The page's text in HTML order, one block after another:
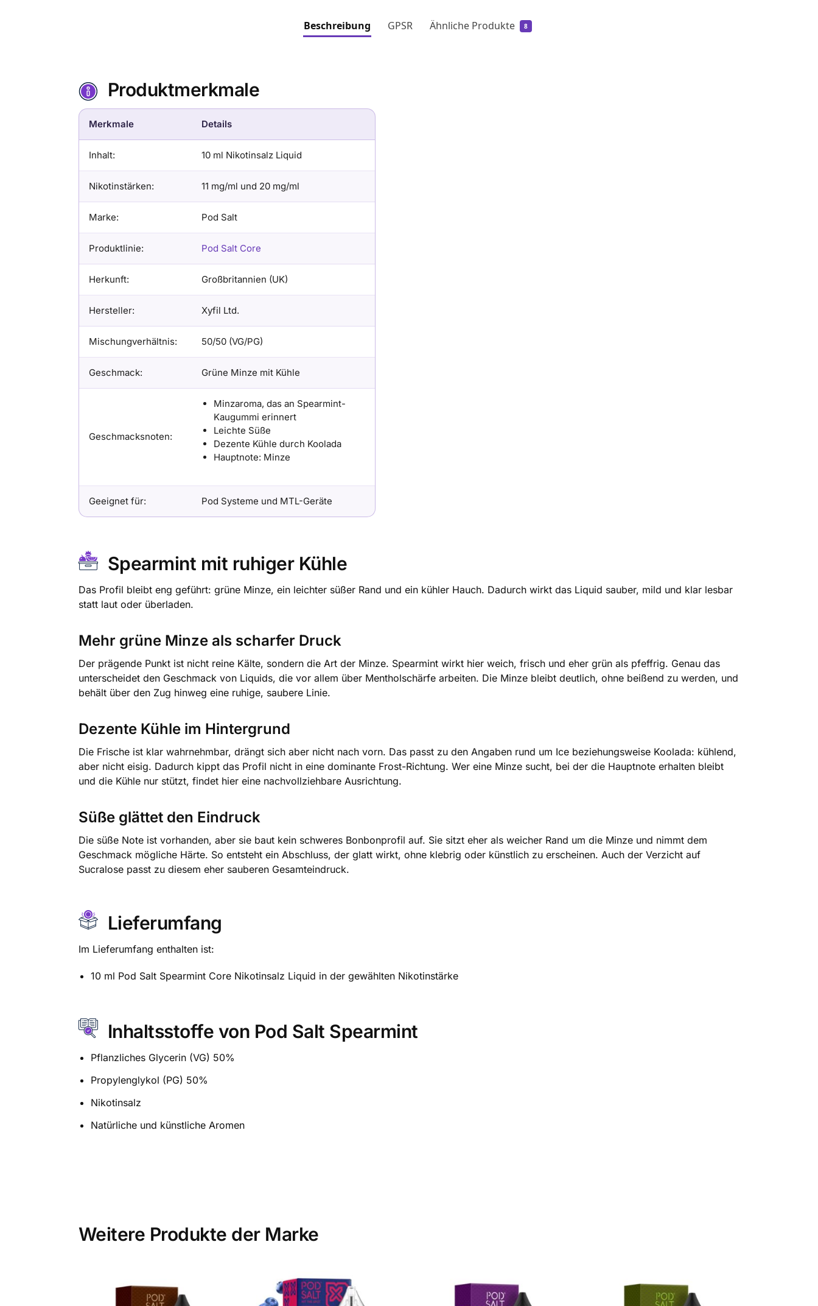
Beschreibung GPSR Ähnliche Produkte 8
Produktmerkmale
Merkmale Details
Inhalt: 10 ml Nikotinsalz Liquid
Nikotinstärken: 11 mg/ml und 20 mg/ml
Marke: Pod Salt
Produktlinie: Pod Salt Core
Herkunft: Großbritannien (UK)
Hersteller: Xyfil Ltd.
Mischungverhältnis: 50/50 (VG/PG)
Geschmack: Grüne Minze mit Kühle
Geschmacksnoten:
Minzaroma, das an Spearmint-
Kaugummi erinnert
Leichte Süße
Dezente Kühle durch Koolada
Hauptnote: Minze
Geeignet für: Pod Systeme und MTL-Geräte
Spearmint mit ruhiger Kühle
Das Profil bleibt eng geführt: grüne Minze, ein leichter süßer Rand und ein kühler Hauch. Dadurch wirkt das Liquid sauber, mild und klar lesbar
statt laut oder überladen.
Mehr grüne Minze als scharfer Druck
Der prägende Punkt ist nicht reine Kälte, sondern die Art der Minze. Spearmint wirkt hier weich, frisch und eher grün als pfeffrig. Genau das
unterscheidet den Geschmack von Liquids, die vor allem über Mentholschärfe arbeiten. Die Minze bleibt deutlich, ohne beißend zu werden, und
behält über den Zug hinweg eine ruhige, saubere Linie.
Dezente Kühle im Hintergrund
Die Frische ist klar wahrnehmbar, drängt sich aber nicht nach vorn. Das passt zu den Angaben rund um Ice beziehungsweise Koolada: kühlend,
aber nicht eisig. Dadurch kippt das Profil nicht in eine dominante Frost-Richtung. Wer eine Minze sucht, bei der die Hauptnote erhalten bleibt
und die Kühle nur stützt, findet hier eine nachvollziehbare Ausrichtung.
Süße glättet den Eindruck
Die süße Note ist vorhanden, aber sie baut kein schweres Bonbonprofil auf. Sie sitzt eher als weicher Rand um die Minze und nimmt dem
Geschmack mögliche Härte. So entsteht ein Abschluss, der glatt wirkt, ohne klebrig oder künstlich zu erscheinen. Auch der Verzicht auf
Sucralose passt zu diesem eher sauberen Gesamteindruck.
Lieferumfang
Im Lieferumfang enthalten ist:
10 ml Pod Salt Spearmint Core Nikotinsalz Liquid in der gewählten Nikotinstärke
Inhaltsstoffe von Pod Salt Spearmint
Pflanzliches Glycerin (VG) 50%
Propylenglykol (PG) 50%
Nikotinsalz
Natürliche und künstliche Aromen
Weitere Produkte der Marke